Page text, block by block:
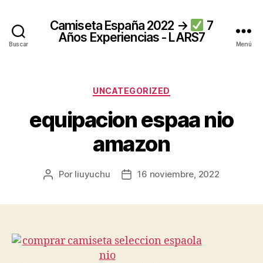
Buscar
Camiseta España 2022 →
7
Años Experiencias - LARS7
Menú
Categorías
UNCATEGORIZED
equipacion espaa nio
amazon
Autor
Por liuyuchu
Fecha16 noviembre, 2022